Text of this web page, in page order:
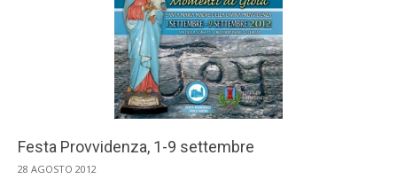
Festa Provvidenza, 1-9 settembre
2012-
28 AGOSTO 2012